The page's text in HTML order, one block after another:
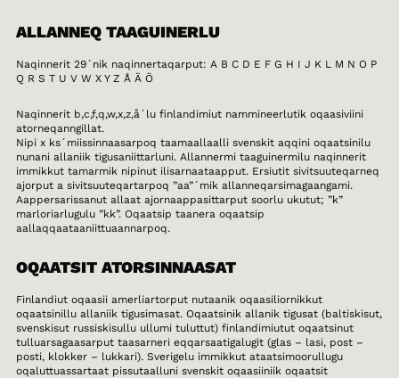
ALLANNEQ TAAGUINERLU
Naqinnerit 29´nik naqinnertaqarput: A B C D E F G H I J K L M N O P
Q R S T U V W X Y Z Å Ä Ö
Naqinnerit b,c,f,q,w,x,z,å´lu finlandimiut nammineerlutik oqaasiviini
atorneqanngillat.
Nipi x ks´miissinnaasarpoq taamaallaalli svenskit aqqini oqaatsinilu
nunani allaniik tigusaniittarluni. Allannermi taaguinermilu naqinnerit
immikkut tamarmik nipinut ilisarnaataapput. Ersiutit sivitsuuteqarneq
ajorput a sivitsuuteqartarpoq ”aa”´mik allanneqarsimagaangami.
Aappersarissanut allaat ajornaappasittarput soorlu ukutut; ”k”
marloriarlugulu ”kk”. Oqaatsip taanera oqaatsip
aallaqqaataaniittuaannarpoq.
OQAATSIT ATORSINNAASAT
Finlandiut oqaasii amerliartorput nutaanik oqaasiliornikkut
oqaatsinillu allaniik tigusimasat. Oqaatsinik allanik tigusat (baltiskisut,
svenskisut russiskisullu ullumi tuluttut) finlandimiutut oqaatsinut
tulluarsagaasarput taasarneri eqqarsaatigalugit (glas – lasi, post –
posti, klokker – lukkari). Sverigelu immikkut ataatsimoorullugu
oqaluttuassartaat pissutaalluni svenskit oqaasiiniik oqaatsit